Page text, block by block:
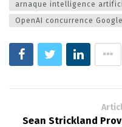
arnaque intelligence
OpenAI concurrence Google
Sean Strickland